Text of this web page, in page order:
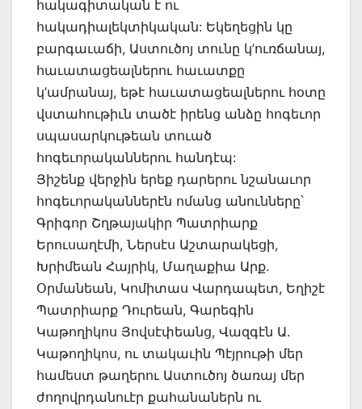
հակագիտական է ու
հակադիալեկտիկական: Եկեղեցին կը
բարգաւաճի, Աստուծոյ տունը կ’ուռճանայ,
հաւատացեալներու հաւատքը
կ’ամրանայ, եթէ հաւատացեալներու հօտը
վստահութիւն տածէ իրենց անձը հոգեւոր
սպասարկութեան տուած
հոգեւորականներու հանդէպ:
Յիշենք վերջին երեք դարերու նշանաւոր
հոգեւորականներէն ոմանց անունները՝
Գրիգոր Շղթայակիր Պատրիարք
Երուսաղէմի, Ներսէս Աշտարակեցի,
Խրիմեան Հայրիկ, Մաղաքիա Արք.
Օրմանեան, Կոմիտաս Վարդապետ, Եղիշէ
Պատրիարք Դուրեան, Գարեգին
Կաթողիկոս Յովսէփեանց, Վազգէն Ա.
Կաթողիկոս, ու տակաւին Պէյրութի մեր
համեստ թաղերու Աստուծոյ ծառայ մեր
ժողովրդանուէր քահանաներն ու